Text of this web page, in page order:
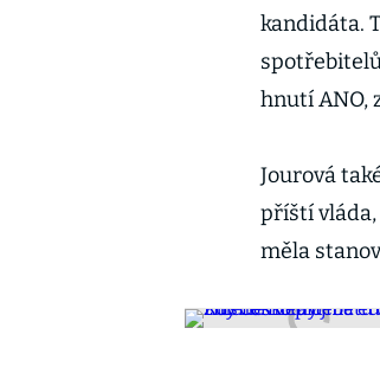
kandidáta.
hnutí ANO,
Jourová
příští vláda,
měla